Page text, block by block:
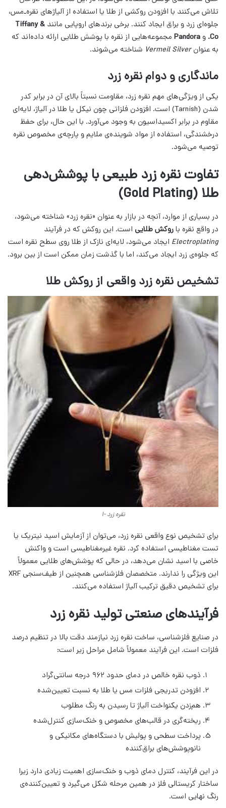
تلاش می‌کنند با افزودن روکشی از طلا یا استفاده از آلیاژهای نقره‌ـ‌مس،
جلوه‌ای زرد و براق ایجاد کنند. برخی برندهای اروپایی مانند Tiffany &
Co. و Pandora مجموعه‌هایی از نقره با پوشش طلایی ارائه داده‌اند که
به عنوانVermeil Silver شناخته می‌شوند.
ماندگاری و دوام نقره زرد
یکی از ویژگی‌های مهم نقره زرد، مقاومت نسبتاً بالای آن در برابر کدر
شدن (Tarnish) است. افزودن فلزاتی چون نیکل یا طلا در آلیاژ، لایه‌ای
مقاوم در برابر اکسیداسیون به وجود می‌آورد. با این حال، برای حفظ
درخشندگی، استفاده از مواد شوینده‌ی ملایم و پارچه‌ی مخصوص نقره
توصیه می‌شود.
تفاوت نقره زرد طبیعی با پوشش‌دهی
طلا (Gold Plating)
در بسیاری از موارد، آنچه در بازار به عنوان «نقره زرد» شناخته می‌شود،
در واقع نقره باروکش طلایی است. این روکش که در فرآیند
Electroplating ایجاد می‌شود، لایه‌ای نازک از طلا روی سطح نقره است
که جلوه‌ی زرد ایجاد می‌کند، اما با گذشت زمان ممکن است از بین برود.
تشخیص نقره زرد واقعی از روکش طلا
نقره زرد -1
برای تشخیص نوع واقعی نقره زرد، می‌توان از آزمایش اسید نیتریک یا
تست مغناطیسی استفاده کرد. نقره غیرمغناطیسی است و واکنش
خاصی با اسید نشان می‌دهد، در حالی که پوشش‌های طلایی معمولاً
این ویژگی را ندارند. متخصصان فلزشناسی همچنین از طیف‌سنجی XRF
برای تشخیص دقیق ترکیب آلیاژ استفاده می‌کنند.
فرآیندهای صنعتی تولید نقره زرد
در صنایع فلزشناسی، ساخت نقره زرد نیازمند دقت بالا در تنظیم درصد
فلزات است. این فرآیند معمولاً شامل مراحل زیر است:
ذوب نقره خالص در دمای حدود ۹۶۲ درجه سانتی‌گراد
افزودن تدریجی فلزات مس یا طلا به نسبت تعیین‌شده
هم‌زدن یکنواخت آلیاژ تا رسیدن به رنگ مطلوب
ریخته‌گری در قالب‌های مخصوص و خنک‌سازی کنترل‌شده
پرداخت سطحی و پولیش با دستگاه‌های مکانیکی و
نانوپوشش‌های براق‌کننده
در این فرآیند، کنترل دمای ذوب و خنک‌سازی اهمیت زیادی دارد زیرا
ساختار کریستالی فلز در همین مرحله شکل می‌گیرد و تعیین‌کننده‌ی
رنگ نهایی است.